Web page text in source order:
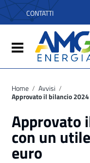
Vai ai contenuti
Vai al menu di
Vai al footer
CONTATTI
Attiva / disattiva la
Home / Avvisi /
Approvato il bilancio
Approvato
con un
euro